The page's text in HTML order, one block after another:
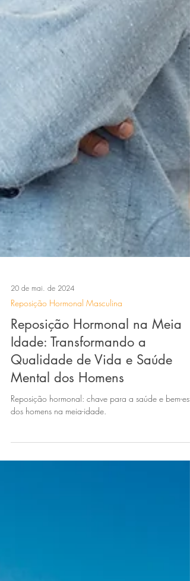
Reposição Hormonal Masculina
Reposição Hormonal na Meia
Idade: Transformando a
Qualidade de Vida e Saúde
Mental dos Homens